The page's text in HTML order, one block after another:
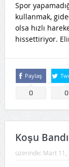
Spor
kullanmak,
olsa hızlı
hissettiriyor.
Paylaş
0 0
Koşu
üzerinde: Mart 11,